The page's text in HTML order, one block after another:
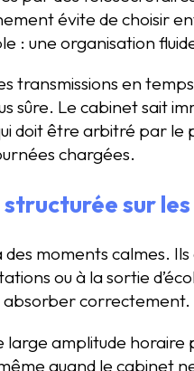
évite de choisir
: une organisation
transmissions en
sûre. Le cabinet sait
doit être arbitré par le
chargées.
sur les
moments calmes.
ou à la sortie
absorber correctement.
amplitude horaire
quand le cabinet